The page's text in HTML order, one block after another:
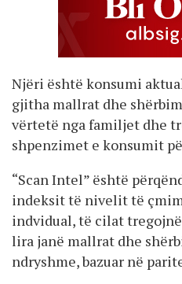
Njëri është konsumi
gjitha mallrat dhe
vërtetë nga familjet dhe
shpenzimet e konsumit
“Scan Intel” është
indeksit të nivelit të
indvidual, të cilat
lira janë mallrat dhe
ndryshme, bazuar në